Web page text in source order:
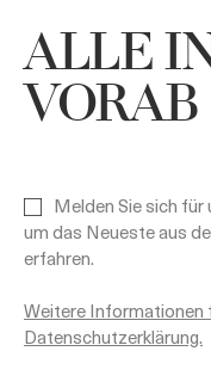
ALLE
VORAB
Melden Sie sich
um das Neueste aus
erfahren.
Weitere Informationen
Datenschutzerklärung.